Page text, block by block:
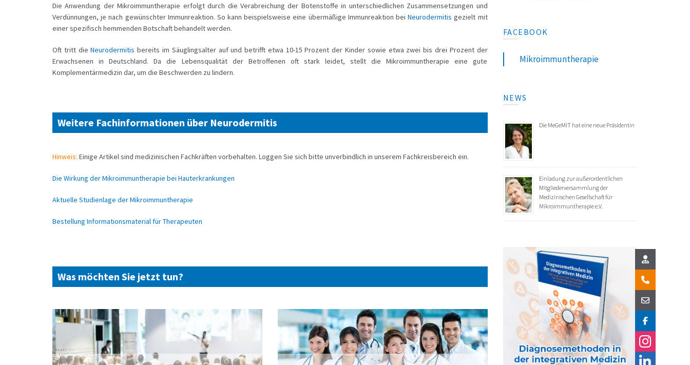
Die Anwendung der Mikroimmuntherapie erfolgt durch die Verabreichung der Botenstoffe in unterschiedlichen Zusammensetzungen und
Verdünnungen, je nach gewünschter Immunreaktion. So kann beispielsweise eine übermäßige Immunreaktion beiNeurodermitis gezielt mit
einer spezifisch hemmenden Botschaft behandelt werden.
Oft tritt dieNeurodermitis bereits im Säuglingsalter auf und betrifft etwa 10-15 Prozent der Kinder sowie etwa zwei bis drei Prozent der
Erwachsenen in Deutschland. Da die Lebensqualität der Betroffenen oft stark leidet, stellt die Mikroimmuntherapie eine gute
Komplementärmedizin dar, um die Beschwerden zu lindern.
Weitere Fachinformationen über Neurodermitis
Hinweis: Einige Artikel sind medizinischen Fachkräften vorbehalten. Loggen Sie sich bitte unverbindlich in unserem Fachkreisbereich ein.
Die Wirkung der Mikroimmuntherapie bei Hauterkrankungen
Aktuelle Studienlage der Mikroimmuntherapie
Bestellung Informationsmaterial für Therapeuten
Was möchten Sie jetzt tun?
1.600,00 €
FACEBOOK
Mikroimmuntherapie
NEWS
Die MeGeMIT hat eine neue Präsidentin
Einladung zur außerordentlichen
Mitgliederversammlung der
Medizinischen Gesellschaft für
Mikroimmuntherapie e.V.